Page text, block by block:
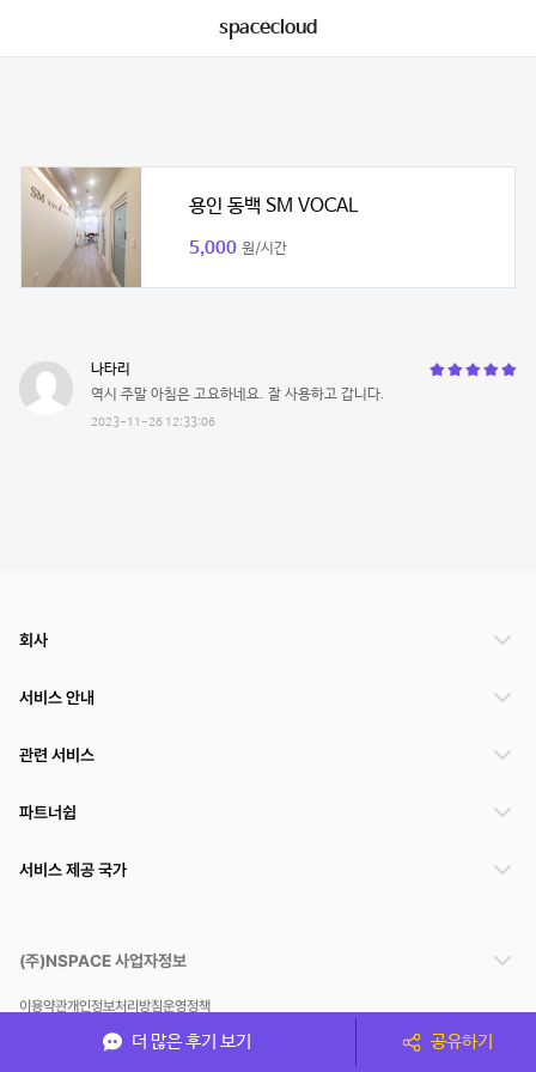
spacecloud
용인 동백 SM VOCAL
5,000 원/시간
나타리
역시 주말 아침은 고요하네요. 잘 사용하고 갑니다.
2023-11-26 12:33:06
더 많은 후기 보기 공유하기
회사
서비스 안내
관련 서비스
파트너쉽
서비스 제공 국가
(주)NSPACE 사업자정보
이용약관개인정보처리방침운영정책
스페이스클라우드는 통신판매중개자이며 통신판매의 당사자가 아닙니다. 따라서 스페이스클
라우드는 공간 거래정보 및 거래에 대해 책임지지 않습니다.